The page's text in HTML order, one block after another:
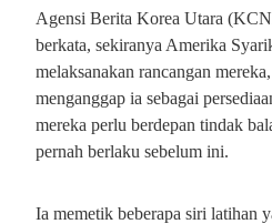
Agensi Berita Korea Utara
berkata, sekiranya Amerika
melaksanakan rancangan
menganggap ia sebagai
mereka perlu berdepan tindak
pernah berlaku sebelum ini.
Ia memetik beberapa siri latihan